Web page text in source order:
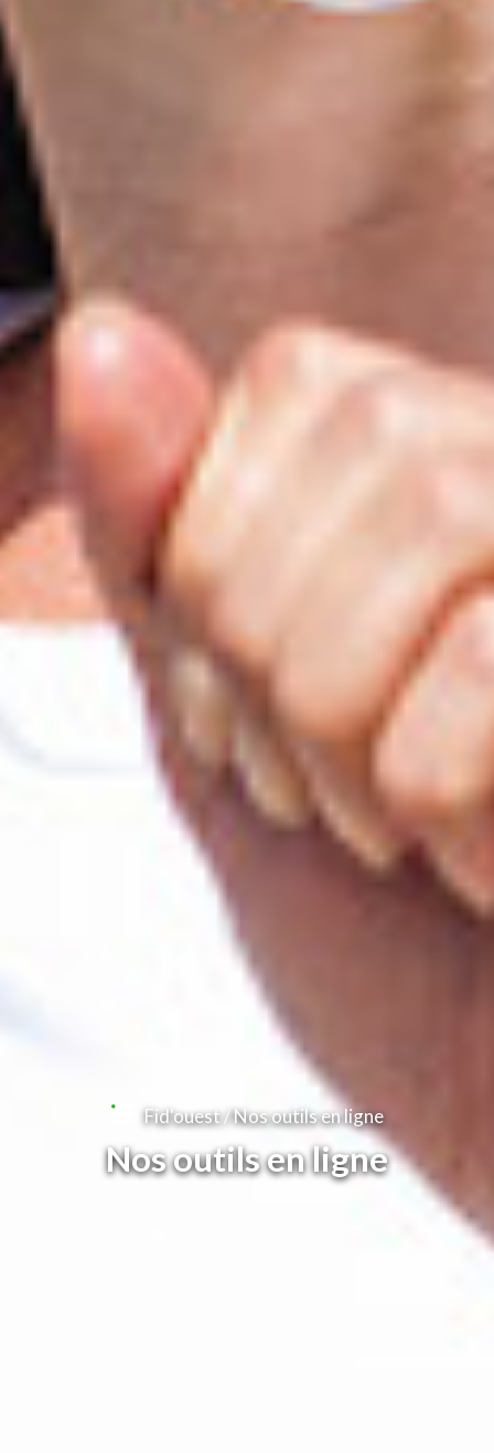
Fid'ouest/Nos outils en ligne
Nos outils en ligne